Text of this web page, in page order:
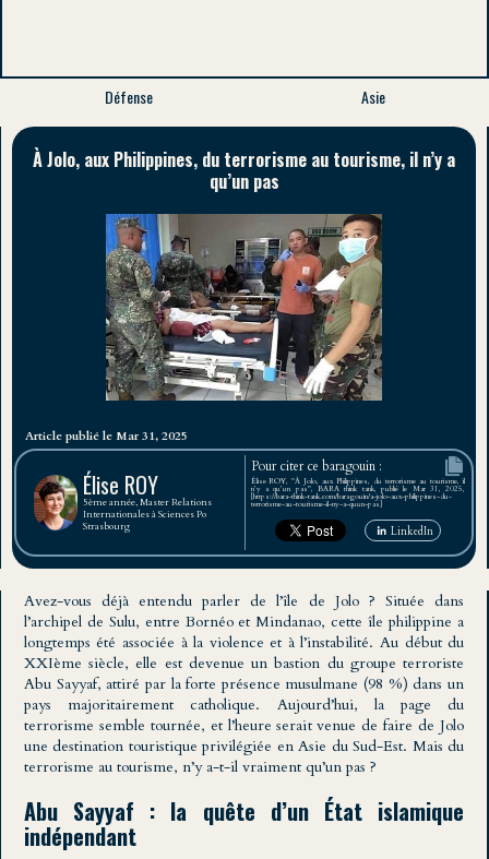
Défense Asie
À Jolo, aux Philippines, du terrorisme au tourisme, il n’y a
qu’un pas
Article publié le Mar 31, 2025
Élise ROY
5ème année, Master Relations
Internationales à Sciences Po
Strasbourg
Pour citer ce baragouin :
Élise ROY, "À Jolo, aux Philippines, du terrorisme au tourisme, il
n’y a qu’un pas", BARA think tank, publié le Mar 31, 2025,
[https://bara-think-tank.com/baragouin/a-jolo-aux-philippines-du-
terrorisme-au-tourisme-il-ny-a-quun-pas]
LinkedIn
Avez-vous déjà entendu parler de l’île de Jolo ? Située dans
l’archipel de Sulu, entre Bornéo et Mindanao, cette île philippine a
longtemps été associée à la violence et à l’instabilité. Au début du
XXIème siècle, elle est devenue un bastion du groupe terroriste
Abu Sayyaf, attiré par la forte présence musulmane (98 %) dans un
pays majoritairement catholique. Aujourd’hui, la page du
terrorisme semble tournée, et l’heure serait venue de faire de Jolo
une destination touristique privilégiée en Asie du Sud-Est. Mais du
terrorisme au tourisme, n’y a-t-il vraiment qu’un pas ?
Abu Sayyaf : la quête d’un État islamique
indépendant